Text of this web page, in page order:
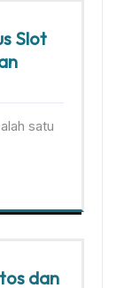
Slot
satu
dan